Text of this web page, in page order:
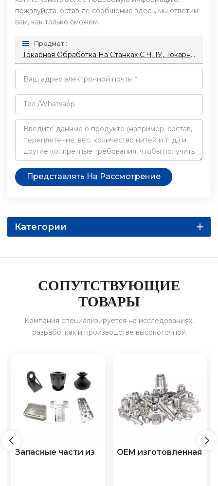
пожалуйста, оставьте сообщение здесь, мы ответим
вам, как только сможем.
Предмет :
Токарная Обработка На Станках С ЧПУ, Токарная Обработка Нержавеющей Стали, Фрезерование На Заказ, Изготовление Автомобильных Винтов, Листовой Прокат (3/4/5 Осей), Изготовление Деталей Для Токарных Станков По Алюминию.
Представлять На Рассмотрение
Категории
СОПУТСТВУЮЩИЕ
ТОВАРЫ
Компания специализируется на исследованиях,
разработках и производстве высокоточной
стране и за рубежом.
Запасные части из
OEM изготовленная